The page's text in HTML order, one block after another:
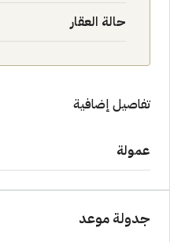
حالة العقار
تفاصيل إضافية
عمولة
جدولة موعد